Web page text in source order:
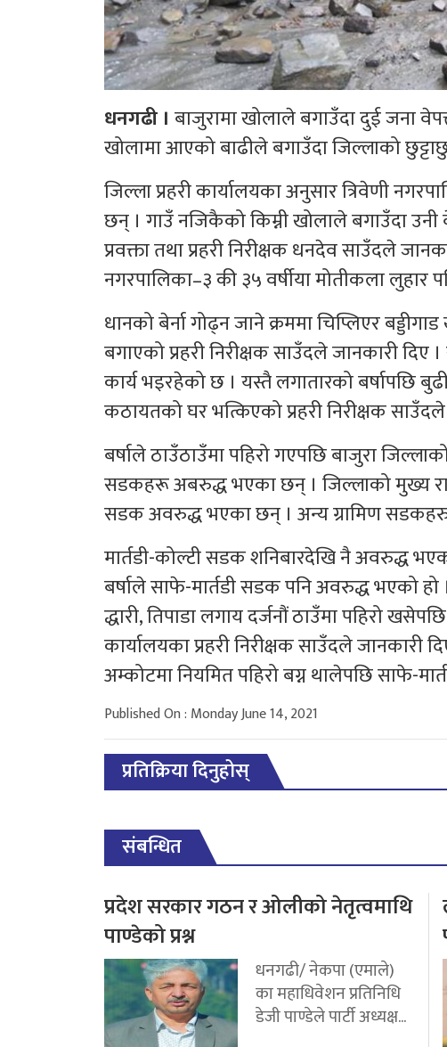
धनगढी । बाजुरामा खोलाले बगाउँदा दुई जना
खोलामा आएको बाढीले बगाउँदा जिल्लाको
जिल्ला प्रहरी कार्यालयका अनुसार त्रिवेणी
छन् । गाउँ नजिकैको किम्नी खोलाले बगाउँदा उनी
प्रवक्ता तथा प्रहरी निरीक्षक धनदेव साउँदले
नगरपालिका–३ की ३५ वर्षीया मोतीकला लुहार
धानको बेर्ना गोढ्न जाने क्रममा चिप्लिएर
बगाएको प्रहरी निरीक्षक साउँदले जानकारी
कार्य भइरहेको छ । यस्तै लगातारको बर्षापछि
कठायतको घर भत्किएको प्रहरी निरीक्षक
बर्षाले ठाउँठाउँमा पहिरो गएपछि बाजुरा
सडकहरू अबरुद्ध भएका छन् । जिल्लाको मुख्य
सडक अवरुद्ध भएका छन् । अन्य ग्रामिण
मार्तडी-कोल्टी सडक शनिबारदेखि नै अवरुद्ध
बर्षाले साफे-मार्तडी सडक पनि अवरुद्ध भएको हो ।
द्धारी, तिपाडा लगाय दर्जनौं ठाउँमा पहिरो
कार्यालयका प्रहरी निरीक्षक साउँदले जानकारी
अम्कोटमा नियमित पहिरो बग्न थालेपछि साफे-
Published On : Monday June 14, 2021
प्रतिक्रिया दिनुहोस्
संबन्धित
प्रदेश सरकार गठन र ओलीको नेतृत्वमाथि
पाण्डेको प्रश्न
धनगढी/ नेकपा (एमाले)
का महाधिवेशन प्रतिनिधि
डेजी पाण्डेले पार्टी अध्यक्ष...